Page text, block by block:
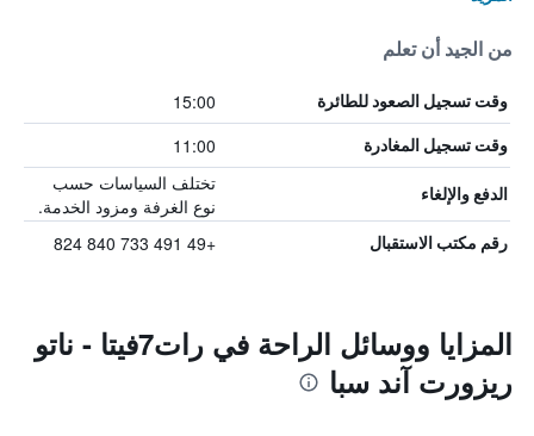
من الجيد أن تعلم
وقت تسجيل الصعود للطائرة 15:00
وقت تسجيل المغادرة 11:00
الدفع والإلغاء
تختلف السياسات حسب
نوع الغرفة ومزود الخدمة.
رقم مكتب الاستقبال +49 491 733 840 824
المزايا ووسائل الراحة في رات7فيتا - ناتو
ريزورت آند سبا